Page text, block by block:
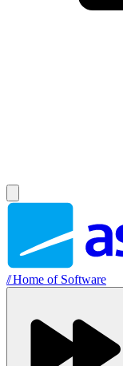
//Home of Software